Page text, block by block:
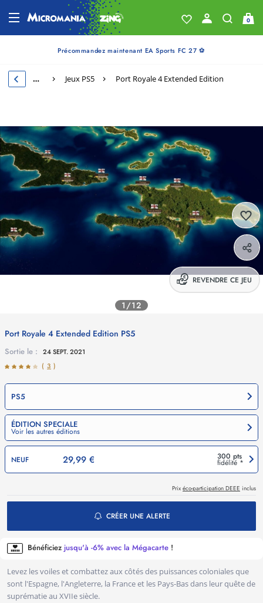
0
Précommandez maintenant EA Sports FC 27 ⚽
… Jeux PS5 Port Royale 4 Extended Edition
1/12
REVENDRE CE JEU
Port Royale 4 Extended Edition PS5
Sortie le :
24 SEPT. 2021
( 3 )
ÉDITION SPECIALE
Voir les autres éditions
PS5
NEUF 29,99 € 300 pts
fidélité *
Prix éco-participation DEEE inclus
CRÉER UNE ALERTE
Bénéficiez jusqu'à -6% avec la Mégacarte !
Levez les voiles et combattez aux côtés des puissances coloniales que
sont l'Espagne, l'Angleterre, la France et les Pays-Bas dans leur quête de
suprématie au XVIIe siècle.